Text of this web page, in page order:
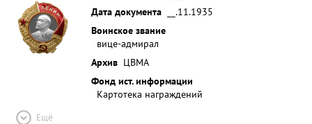
Дата документа
__.11.1935
Воинское звание
вице-адмирал
Архив ЦВМА
Фонд ист. информации
Картотека награждений
Ещё